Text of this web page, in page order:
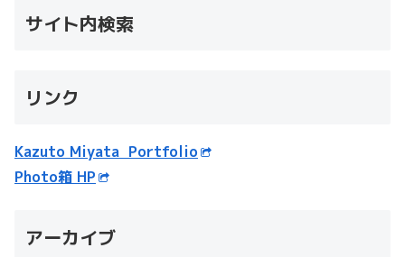
サイト内検索
リンク
Kazuto Miyata Portfolio
Photo箱 HP
アーカイブ